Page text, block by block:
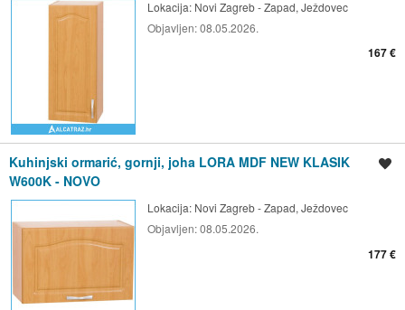
Lokacija: Novi Zagreb - Zapad, Ježdovec
Objavljen:08.05.2026.
167 €
Kuhinjski ormarić, gornji, joha LORA MDF NEW KLASIK
W600K - NOVO
Lokacija: Novi Zagreb - Zapad, Ježdovec
Objavljen:08.05.2026.
177 €